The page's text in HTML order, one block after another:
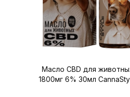
Масло CBD для
1800мг 6% 30мл